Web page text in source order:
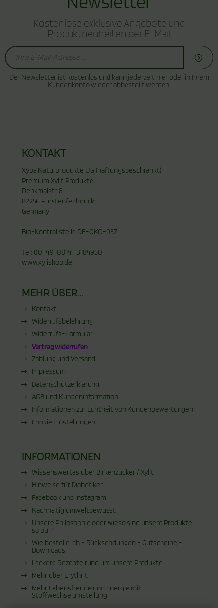
Kostenlose exklusive Angebote und
Produktneuheiten per E-Mail
Der Newsletter ist kostenlos und kann jederzeit hier oder in Ihrem
Kundenkonto wieder abbestellt werden.
KONTAKT
Xyba Naturprodukte UG (haftungsbeschränkt)
Premium Xylit Produkte
Denkmalstr. 8
82256 Fürstenfeldbruck
Germany
Bio-Kontrollstelle DE-ÖKO-037
Tel: 00-49-08141-3184950
www.xylishop.de
MEHR ÜBER...
Kontakt
Widerrufsbelehrung
Widerrufs-Formular
Vertrag widerrufen
Zahlung und Versand
Impressum
Datenschutzerklärung
AGB und Kundeninformation
Informationen zur Echtheit von Kundenbewertungen
Cookie Einstellungen
INFORMATIONEN
Wissenswertes über Birkenzucker / Xylit
Hinweise für Diabetiker
Facebook und Instagram
Nachhaltig umweltbewusst
Unsere Philosophie oder wieso sind unsere Produkte
so pur?
Wie bestelle ich - Rücksendungen - Gutscheine -
Downloads
Leckere Rezepte rund um unsere Produkte
Mehr über Erythrit
Mehr Lebensfreude und Energie mit
Stoffwechselumstellung